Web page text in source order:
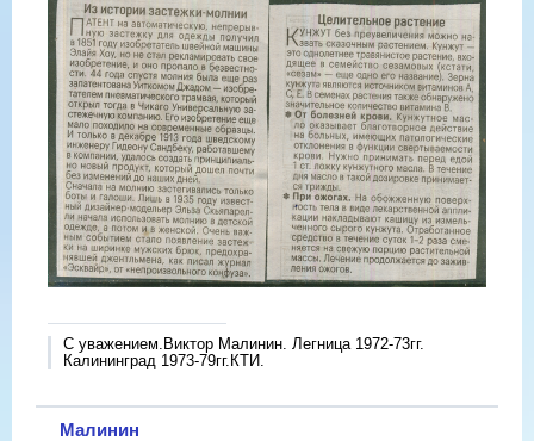
С уважением.Виктор Малинин. Легница 1972-73гг.
Калининград 1973-79гг.КТИ.
Малинин